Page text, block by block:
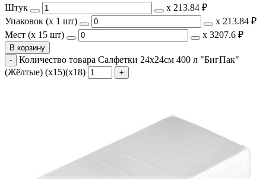
Штук
х 213.84 ₽
Упаковок (x 1 шт)
х 213.84 ₽
Мест (x 15 шт)
х 3207.6 ₽
В корзину
Количество товара Салфетки 24х24см 400 л "БигПак"
(Жёлтые) (х15)(х18)